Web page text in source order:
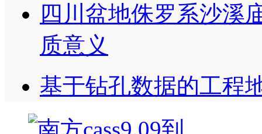
四川盆地侏罗系沙溪
质意义
基于钻孔数据的工程